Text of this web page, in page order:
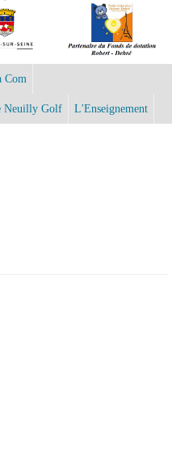
Com
Neuilly Golf L'Enseignement